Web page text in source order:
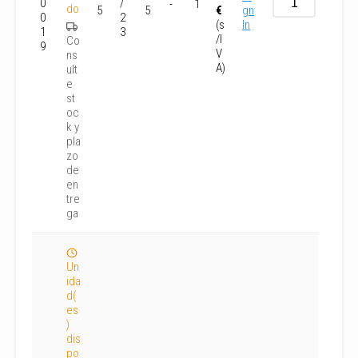
0
0
1
9
do
Co
ns
ult
e
st
oc
k y
pla
zo
de
en
tre
ga
5
/
2
3
5
- 1
€
(s
/I
V
A)
gn
In
Un
ida
d(
es
)
dis
po